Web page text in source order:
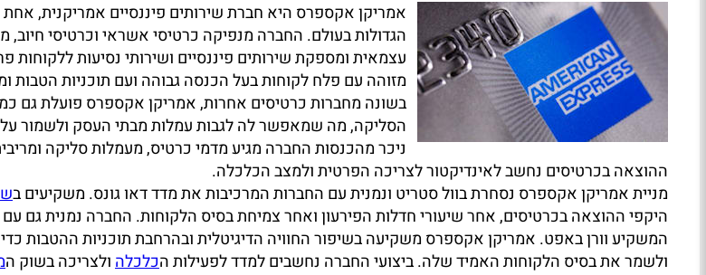
אמריקן אקספרס היא חברת שירותים פיננסיים אמריקנית,
הגדולות בעולם. החברה מנפיקה כרטיסי אשראי וכרטיסי
עצמאית ומספקת שירותים פיננסיים ושירותי נסיעות ללקוחות
מזוהה עם פלח לקוחות בעל הכנסה גבוהה ועם תוכניות הטבות
בשונה מחברות כרטיסים אחרות, אמריקן אקספרס פועלת גם
הסליקה, מה שמאפשר לה לגבות עמלות מבתי העסק ולשמור על
ניכר מהכנסות החברה מגיע מדמי כרטיס, מעמלות סליקה
ההוצאה בכרטיסים נחשב לאינדיקטור לצריכה הפרטית ולמצב הכלכלה.
מניית אמריקן אקספרס נסחרת בוול סטריט ונמנית עם החברות המרכיבות את מדד דאו גונס. משקיעים ב
היקפי ההוצאה בכרטיסים, אחר שיעורי חדלות הפירעון ואחר צמיחת בסיס הלקוחות. החברה נמנית גם
המשקיע וורן באפט. אמריקן אקספרס משקיעה בשיפור החוויה הדיגיטלית ובהרחבת תוכניות ההטבות
ולשמר את בסיס הלקוחות האמיד שלה. ביצועי החברה נחשבים למדד לפעילות הכלכלהולצריכה בשוק ה